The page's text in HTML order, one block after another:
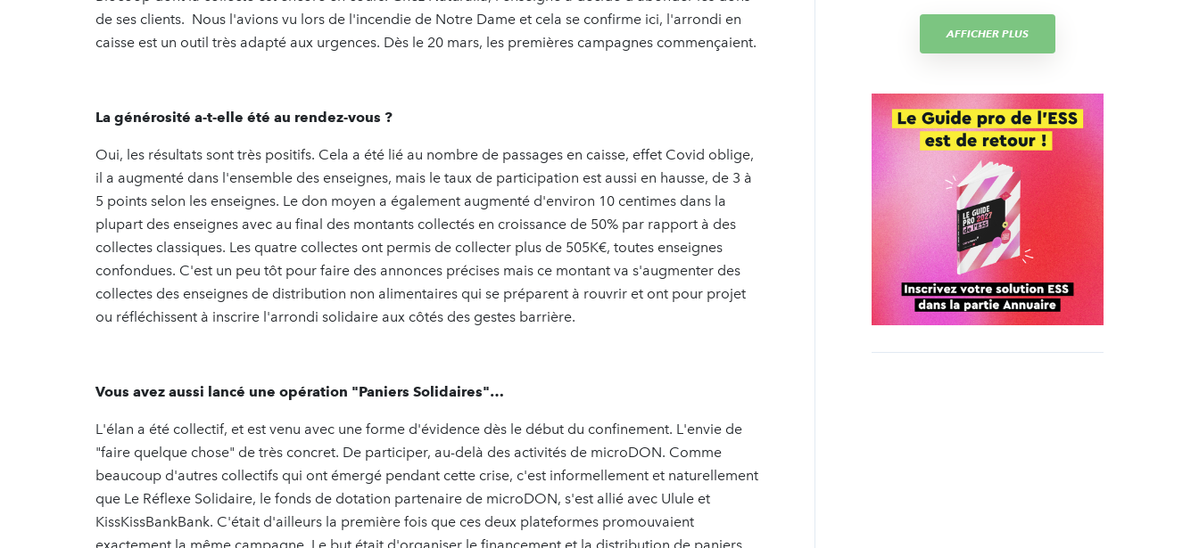
de ses clients. Nous l'avions vu lors de l'incendie de Notre Dame et cela se confirme ici, l'arrondi en
caisse est un outil très adapté aux urgences. Dès le 20 mars, les premières campagnes commençaient.
La générosité a-t-elle été au rendez-vous ?
Oui, les résultats sont très positifs. Cela a été lié au nombre de passages en caisse, effet Covid oblige,
il a augmenté dans l'ensemble des enseignes, mais le taux de participation est aussi en hausse, de 3 à
5 points selon les enseignes. Le don moyen a également augmenté d'environ 10 centimes dans la
plupart des enseignes avec au final des montants collectés en croissance de 50% par rapport à des
collectes classiques. Les quatre collectes ont permis de collecter plus de 505K€, toutes enseignes
confondues. C'est un peu tôt pour faire des annonces précises mais ce montant va s'augmenter des
collectes des enseignes de distribution non alimentaires qui se préparent à rouvrir et ont pour projet
ou réfléchissent à inscrire l'arrondi solidaire aux côtés des gestes barrière.
Vous avez aussi lancé une opération "Paniers Solidaires"…
L'élan a été collectif, et est venu avec une forme d'évidence dès le début du confinement. L'envie de
"faire quelque chose" de très concret. De participer, au-delà des activités de microDON. Comme
beaucoup d'autres collectifs qui ont émergé pendant cette crise, c'est informellement et naturellement
que Le Réflexe Solidaire, le fonds de dotation partenaire de microDON, s'est allié avec Ulule et
KissKissBankBank. C'était d'ailleurs la première fois que ces deux plateformes promouvaient
exactement la même campagne. Le but était d'organiser le financement et la distribution de paniers
AFFICHER PLUS